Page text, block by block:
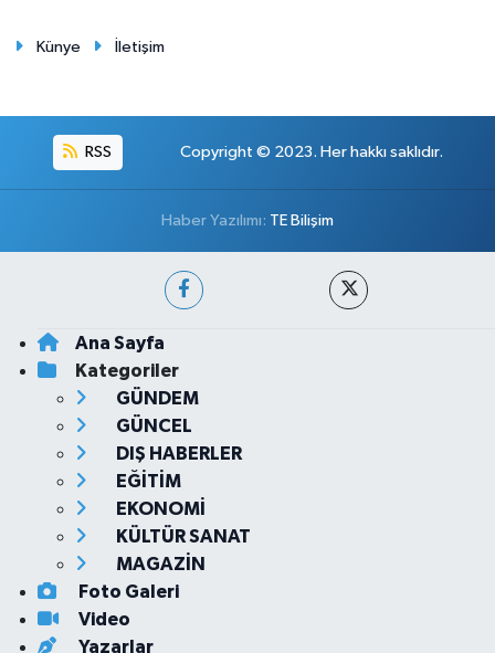
Künye İletişim
RSS Copyright © 2023. Her hakkı saklıdır.
Haber Yazılımı: TE Bilişim
Ana Sayfa
Kategoriler
GÜNDEM
GÜNCEL
DIŞ HABERLER
EĞİTİM
EKONOMİ
KÜLTÜR SANAT
MAGAZİN
Foto Galeri
Video
Yazarlar